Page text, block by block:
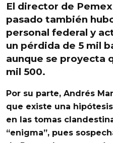
El director de
pasado también
personal federal y
un pérdida de 5 mil
aunque se proyecta
mil 500.
Por su parte, Andrés
que existe una hipótesis
en las tomas
“enigma”, pues